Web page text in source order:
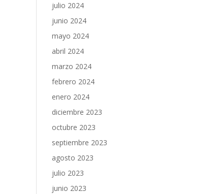
julio 2024
junio 2024
mayo 2024
abril 2024
marzo 2024
febrero 2024
enero 2024
diciembre 2023
octubre 2023
septiembre 2023
agosto 2023
julio 2023
junio 2023